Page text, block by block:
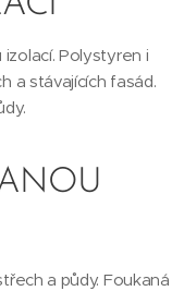
Polystyren i
a stávajících fasád.
a půdy. Foukaná